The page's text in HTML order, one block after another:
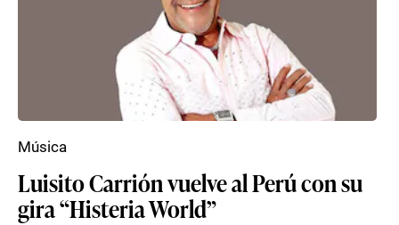
Luisito Carrión vuelve al Perú con su
gira “Histeria World”
Música